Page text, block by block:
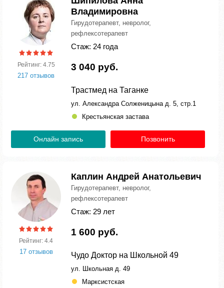
Рейтинг: 4.75
217 отзывов
Владимировна
Гирудотерапевт, невролог,
рефлексотерапевт
Стаж: 24 года
3 040 руб.
Трастмед на Таганке
ул. Александра Солженицына д. 5, стр.1
Крестьянская застава
Онлайн запись Позвонить
Рейтинг: 4.4
17 отзывов
Каплин Андрей Анатольевич
Гирудотерапевт, невролог,
рефлексотерапевт
Стаж: 29 лет
1 600 руб.
Чудо Доктор на Школьной 49
ул. Школьная д. 49
Марксистская